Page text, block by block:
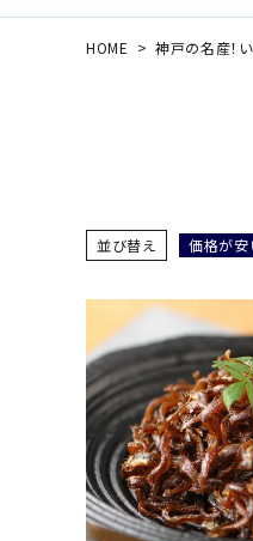
ログイン 会
お問い合わせ
ご利用ガイド
HOME 神戸の名産！
並び替え 価格が安